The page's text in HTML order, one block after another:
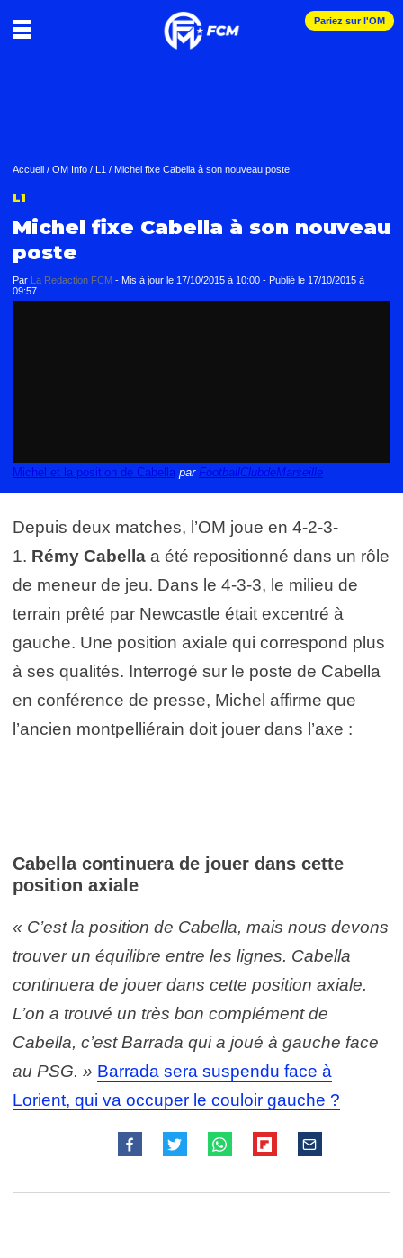
Pariez sur l'OM
Accueil / OM Info / L1 / Michel fixe Cabella à son nouveau poste
L1
Michel fixe Cabella à son nouveau
poste
Par La Redaction FCM - Mis à jour le 17/10/2015 à 10:00 - Publié le 17/10/2015 à
09:57
Michel et la position de Cabella par FootballClubdeMarseille
Depuis deux matches, l’OM joue en 4-2-3-
1. Rémy Cabella a été repositionné dans un rôle
de meneur de jeu. Dans le 4-3-3, le milieu de
terrain prêté par Newcastle était excentré à
gauche. Une position axiale qui correspond plus
à ses qualités. Interrogé sur le poste de Cabella
en conférence de presse, Michel affirme que
l’ancien montpelliérain doit jouer dans l’axe :
Cabella continuera de jouer dans cette
position axiale
« C’est la position de Cabella, mais nous devons
trouver un équilibre entre les lignes. Cabella
continuera de jouer dans cette position axiale.
L’on a trouvé un très bon complément de
Cabella, c’est Barrada qui a joué à gauche face
au PSG. » Barrada sera suspendu face à
Lorient, qui va occuper le couloir gauche ?